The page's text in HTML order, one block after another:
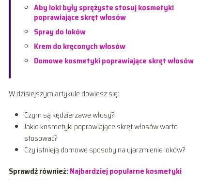
Aby loki były sprężyste stosuj kosmetyki
poprawiające skręt włosów
Spray do loków
Krem do kręconych włosów
Domowe kosmetyki poprawiające skręt włosów
W dzisiejszym artykule dowiesz się:
Czym są kędzierzawe włosy?
Jakie kosmetyki poprawiające skręt włosów warto
stosować?
Czy istnieją domowe sposoby na ujarzmienie loków?
Sprawdź również:Najbardziej popularne kosmetyki